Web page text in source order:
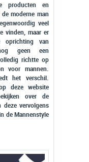
producten en
moderne man
veel
vinden, maar er
oprichting van
geen een
richtte op
voor mannen.
het verschil.
deze website
over de
deze vervolgens
de Mannenstyle